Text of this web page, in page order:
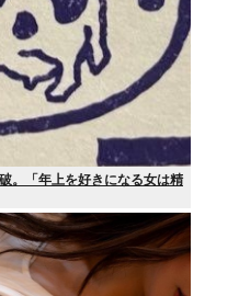
。「年上を好きになる女は精